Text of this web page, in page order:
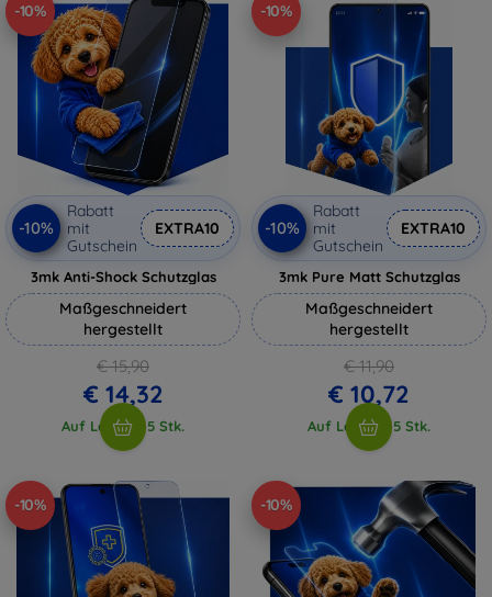
-10%
-10%
Rabatt
mit
Gutschein
EXTRA10
3mk Anti-Shock Schutzglas
Maßgeschneidert
hergestellt
€ 15,90
€ 14,32
Auf Lager > 5 Stk.
-10%
-10%
Rabatt
mit
Gutschein
EXTRA10
3mk Pure Matt Schutzglas
Maßgeschneidert
hergestellt
€ 11,90
€ 10,72
Auf Lager > 5 Stk.
-10% -10%